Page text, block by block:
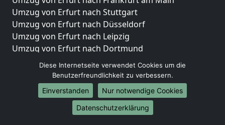
Umzug von Erfurt nach Stuttgart
Umzug von Erfurt nach Düsseldorf
Umzug von Erfurt nach Leipzig
Umzug von Erfurt nach Dortmund
Umzug von Erfurt nach Essen
Umzug von Erfurt nach Bremen
Umzug von Erfurt nach Dresden
Umzug von Erfurt nach Hannover
Umzug von Erfurt nach Nürnberg
Diese Internetseite verwendet Cookies um die
Benutzerfreundlichkeit zu verbessern.
Einverstanden
Nur notwendige Cookies
Datenschutzerklärung